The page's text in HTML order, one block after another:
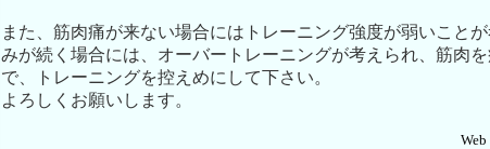
また、筋肉痛が来ない場合にはトレーニング強度が弱いこと
みが続く場合には、オーバートレーニングが考えられ、筋肉
で、トレーニングを控えめにして下さい。
よろしくお願いします。
Web